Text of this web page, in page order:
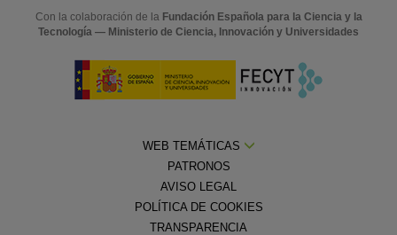
Con la colaboración de la Fundación Española para la Ciencia y la
Tecnología — Ministerio de Ciencia, Innovación y Universidades
WEB TEMÁTICAS
PATRONOS
AVISO LEGAL
POLÍTICA DE COOKIES
TRANSPARENCIA